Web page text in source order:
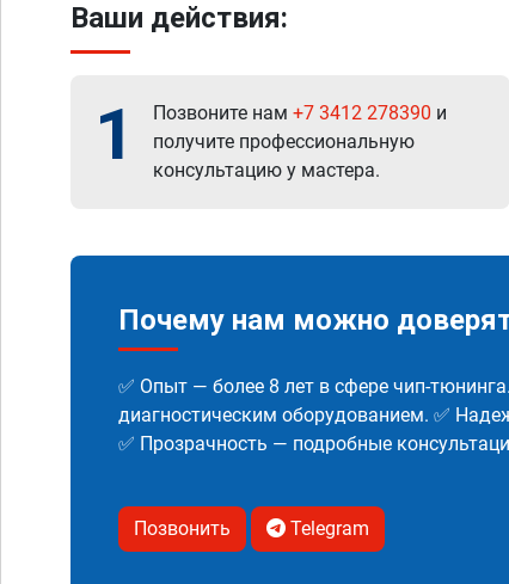
Ваши действия:
1 Позвоните нам +7 3412 278390 и
получите профессиональную
консультацию у мастера.
Почему нам можно
✅ Опыт — более 8 лет в сфере чип-
диагностическим оборудованием. ✅
✅ Прозрачность — подробные
Позвонить Telegram